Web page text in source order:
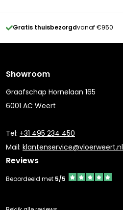
Gratis thuisbezorgdvanaf €950
Showroom
Graafschap Hornelaan 165
6001 AC Weert
Tel: +31 495 234 450
Mail: klantenservice@vloerweert.nl
Reviews
Beoordeeld met 5/5